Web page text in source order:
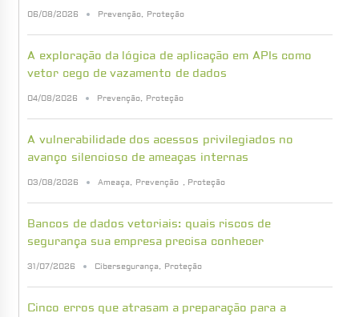
06/08/2026 Prevenção Proteção
A exploração da lógica de aplicação em APIs como
vetor cego de vazamento de dados
04/08/2026 Prevenção Proteção
A vulnerabilidade dos acessos privilegiados no
avanço silencioso de ameaças internas
03/08/2026 Ameaça Prevenção Proteção
Bancos de dados vetoriais: quais riscos de
segurança sua empresa precisa conhecer
31/07/2026 Cibersegurança Proteção
Cinco erros que atrasam a preparação para a